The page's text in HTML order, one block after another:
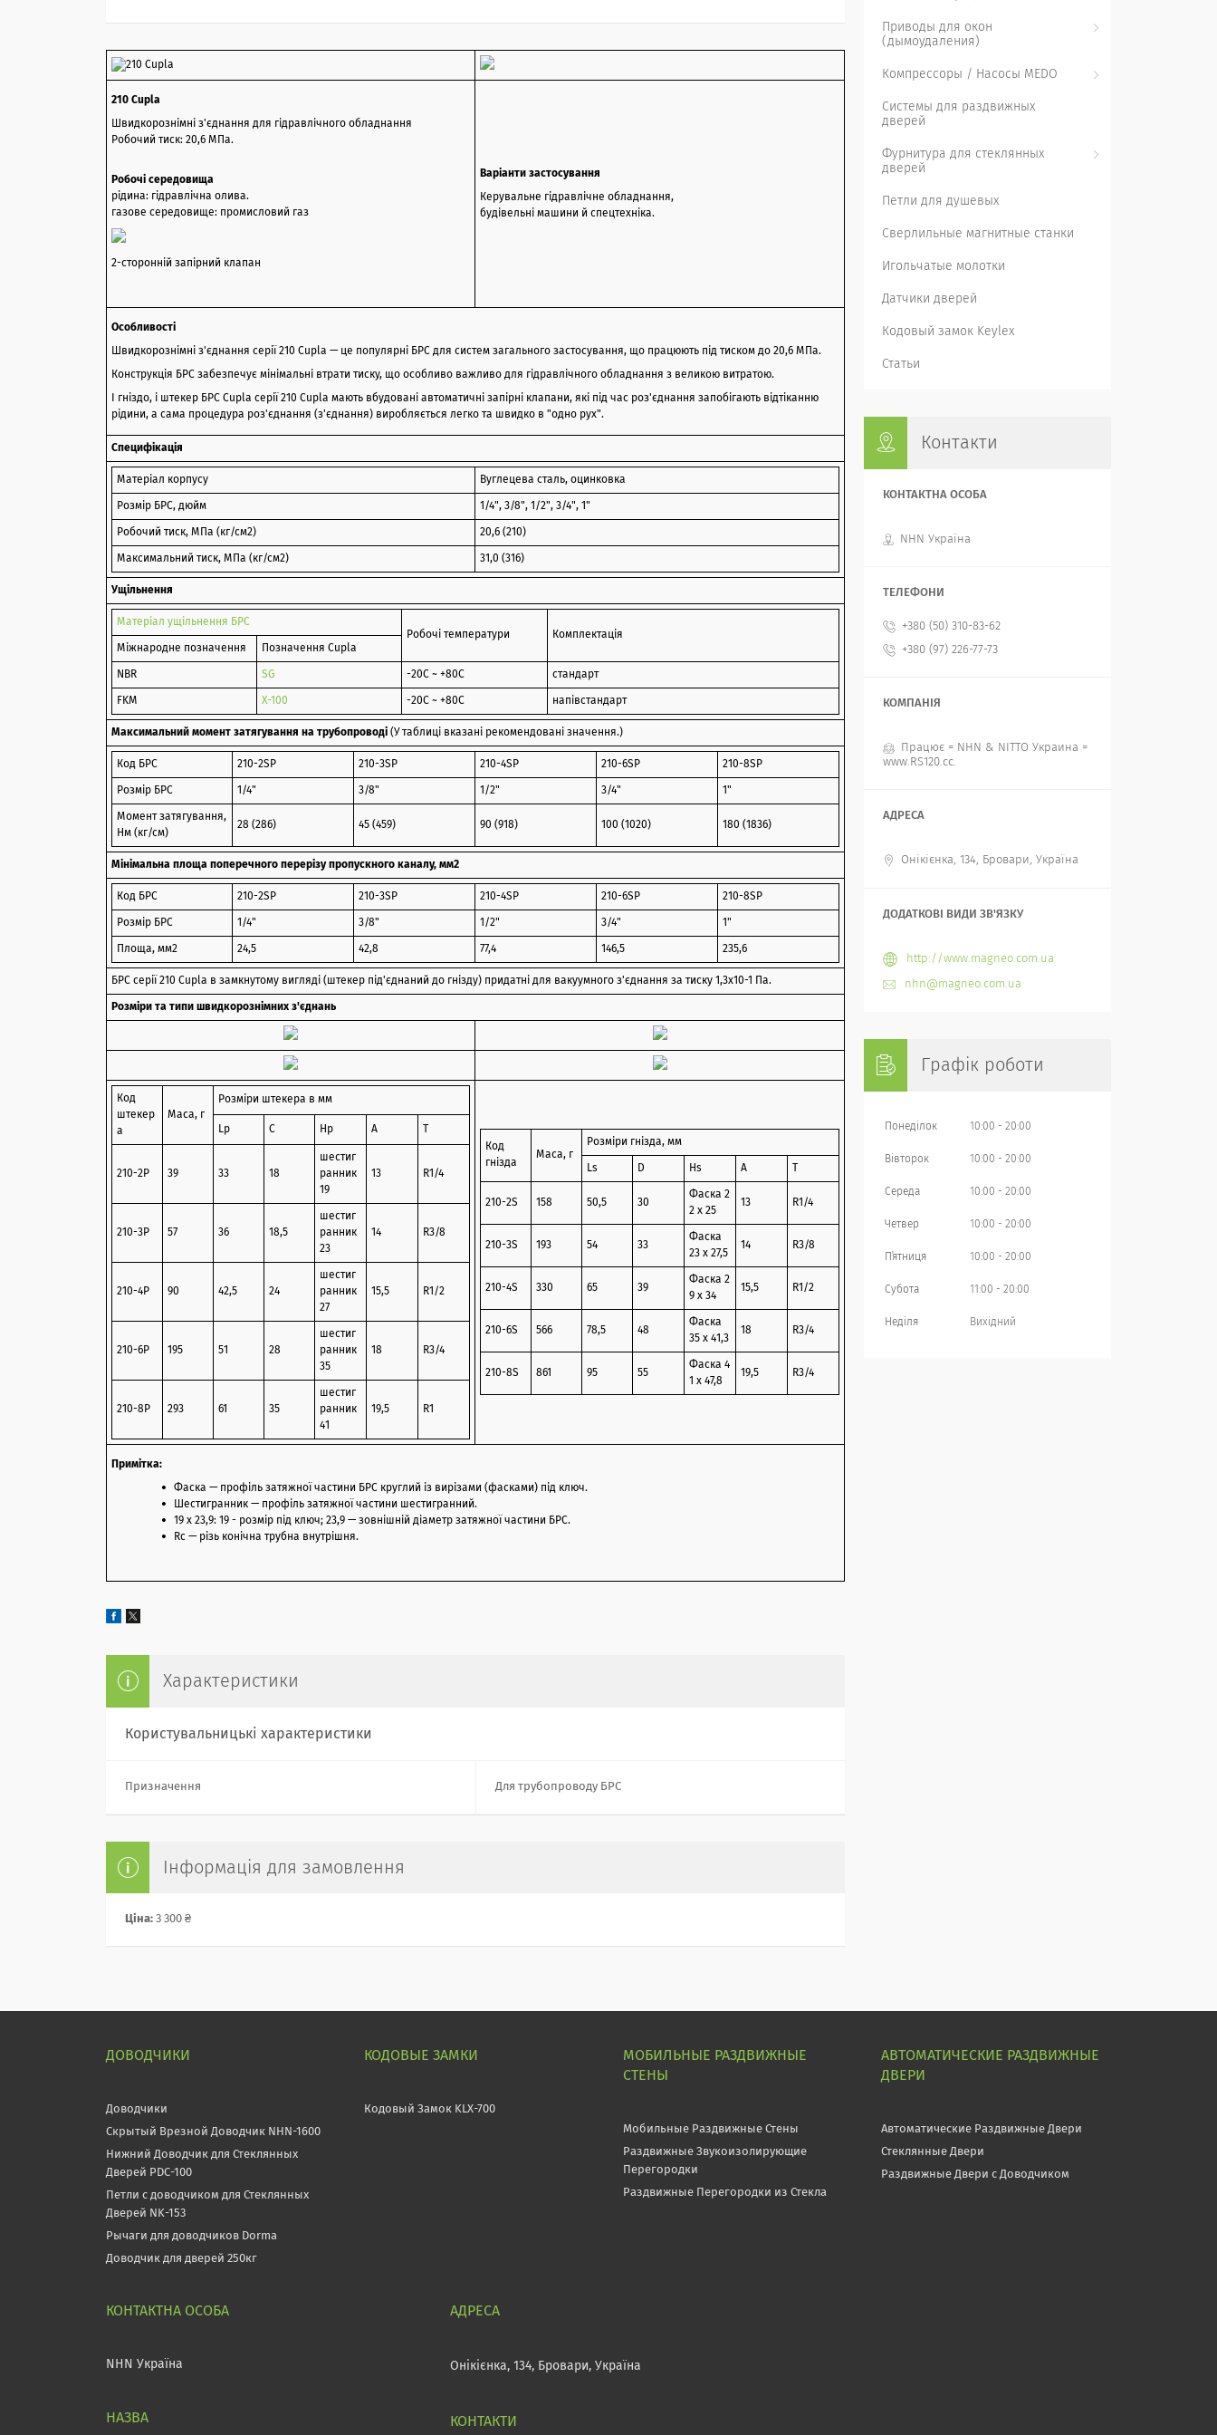
210 Cupla
Швидкорознімні з'єднання для гідравлічного обладнання
Робочий тиск: 20,6 МПа.
Робочі середовища
рідина: гідравлічна олива.
газове середовище: промисловий газ
2-сторонній запірний клапан
Варіанти застосування
Керувальне гідравлічне обладнання,
будівельні машини й спецтехніка.
Особливості
Швидкорознімні з'єднання серії 210 Cupla — це популярні БРС для систем загального застосування, що працюють під тиском до 20,6 МПа.
Конструкція БРС забезпечує мінімальні втрати тиску, що особливо важливо для гідравлічного обладнання з великою витратою.
І гніздо, і штекер БРС Cupla серії 210 Cupla мають вбудовані автоматичні запірні клапани, які під час роз'єднання запобігають відтіканню
рідини, а сама процедура роз'єднання (з'єднання) виробляється легко та швидко в "одно рух".
Специфікація
Матеріал корпусу Вуглецева сталь, оцинковка
Розмір БРС, дюйм 1/4", 3/8", 1/2", 3/4", 1"
Робочий тиск, МПа (кг/см2) 20,6 (210)
Максимальний тиск, МПа (кг/см2) 31,0 (316)
Ущільнення
Матеріал ущільнення БРС
Робочі температури
Комплектація
Міжнародне позначення
Позначення Cupla
NBR SG -20С ~ +80C стандарт
FKM X-100 -20С ~ +80C напівстандарт
Максимальний момент затягування на трубопроводі (У таблиці вказані рекомендовані значення.)
Код БРС 210-2SP 210-3SP 210-4SP 210-6SP 210-8SP
Розмір БРС 1/4" 3/8" 1/2" 3/4" 1"
Момент затягування,
Нм (кг/см)
28 (286) 45 (459) 90 (918) 100 (1020) 180 (1836)
Мінімальна площа поперечного перерізу пропускного каналу, мм2
Код БРС 210-2SP 210-3SP 210-4SP 210-6SP 210-8SP
Розмір БРС 1/4" 3/8" 1/2" 3/4" 1"
Площа, мм2 24,5 42,8 77,4 146,5 235,6
БРС серії 210 Cupla в замкнутому вигляді (штекер під'єднаний до гнізду) придатні для вакуумного з'єднання за тиску 1,3х10-1 Па.
Розміри та типи швидкорознімних з'єднань
Код
штекер
а
Маса, г
Розміри штекера в мм
Lp C Hp A
210-2P 39 33 18
шестиг
ранник
19
13 R1/4
210-3P 57 36 18,5
шестиг
ранник
23
14 R3/8
210-4P 90 42,5 24
шестиг
ранник
27
15,5 R1/2
210-6P 195 51 28
шестиг
ранник
35
18 R3/4
210-8P 293 61 35
шестиг
ранник
41
19,5 R1
Код
гнізда
Маса, г
Розміри гнізда, мм
Ls D Hs A
210-2S 158 50,5 30
Фаска 2
2 х 25
13 R1/4
210-3S 193 54 33
Фаска
23 х 27,5
14 R3/8
210-4S 330 65 39
Фаска 2
9 х 34
15,5 R1/2
210-6S 566 78,5 48
Фаска
35 х 41,3
18 R3/4
210-8S 861 95 55
Фаска 4
1 х 47,8
19,5 R3/4
Примітка:
Фаска — профіль затяжної частини БРС круглий із вирізами (фасками) під ключ.
Шестигранник — профіль затяжної частини шестигранний.
19 х 23,9: 19 - розмір під ключ; 23,9 — зовнішній діаметр затяжної частини БРС.
Rc — різь конічна трубна внутрішня.
Характеристики
Користувальницькі характеристики
Призначення Для трубопроводу БРС
Інформація для замовлення
Ціна: 3 300 ₴
Приводы для окон
(дымоудаления)
Компрессоры / Насосы MEDO
Системы для раздвижных
дверей
Фурнитура для стеклянных
дверей
Петли для душевых
Сверлильные магнитные станки
Игольчатые молотки
Датчики дверей
Кодовый замок Keylex
Статьи
Контакти
NHN Україна
+380 (50) 310-83-62
+380 (97) 226-77-73
Працює = NHN & NITTO Украина =
www.RS120.cc.
Онікієнка, 134, Бровари, Україна
http://www.magneo.com.ua
nhn@magneo.com.ua
Графік роботи
Понеділок 10:00 20:00
Вівторок 10:00 20:00
Середа 10:00 20:00
Четвер 10:00 20:00
Пʼятниця 10:00 20:00
Субота 11:00 20:00
Неділя Вихідний
ДОВОДЧИКИ
Доводчики
Скрытый Врезной Доводчик NHN-1600
Нижний Доводчик для Стеклянных
Дверей PDC-100
Петли с доводчиком для Стеклянных
Дверей NK-153
Рычаги для доводчиков Dorma
Доводчик для дверей 250кг
КОДОВЫЕ ЗАМКИ
Кодовый Замок KLX-700
МОБИЛЬНЫЕ РАЗДВИЖНЫЕ
СТЕНЫ
Мобильные Раздвижные Стены
Раздвижные Звукоизолирующие
Перегородки
Раздвижные Перегородки из Стекла
АВТОМАТИЧЕСКИЕ РАЗДВИЖНЫЕ
ДВЕРИ
Автоматические Раздвижные Двери
Стеклянные Двери
Раздвижные Двери с Доводчиком
NHN Україна Онікієнка, 134, Бровари, Україна